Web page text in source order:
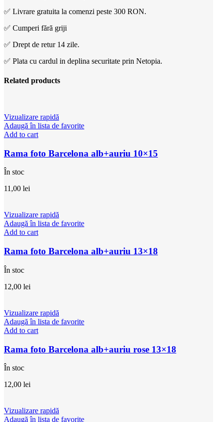
✅ Livrare gratuita la comenzi peste 300 RON.
✅ Cumperi fără griji
✅ Drept de retur 14 zile.
✅ Plata cu cardul in deplina securitate prin Netopia.
Related products
Vizualizare rapidă
Adaugă în lista de favorite
Add to cart
Rama foto Barcelona alb+auriu 10×15
În stoc
11,00 lei
Vizualizare rapidă
Adaugă în lista de favorite
Add to cart
Rama foto Barcelona alb+auriu 13×18
În stoc
12,00 lei
Vizualizare rapidă
Adaugă în lista de favorite
Add to cart
Rama foto Barcelona alb+auriu rose 13×18
În stoc
12,00 lei
Vizualizare rapidă
Adaugă în lista de favorite